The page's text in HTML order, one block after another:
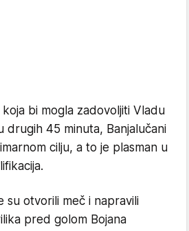
bi mogla zadovoljiti Vladu
drugih 45 minuta, Banjalučani
cilju, a to je plasman u
su otvorili meč i napravili
pred golom Bojana